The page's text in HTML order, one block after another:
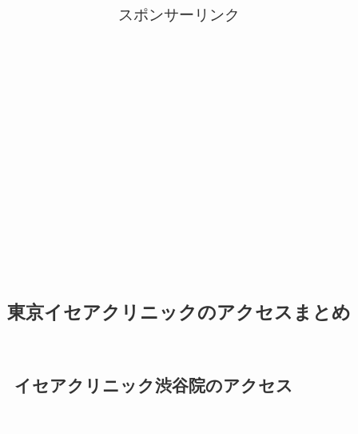
スポンサーリンク
東京イセアクリニックのアクセスまとめ
イセアクリニック渋谷院のアクセス